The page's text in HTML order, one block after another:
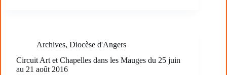
Archives, Diocèse d'Angers
Circuit Art et Chapelles dans les Mauges du 25 juin
au 21 août 2016